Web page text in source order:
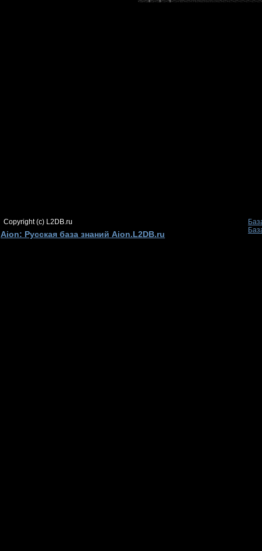
Copyright (c) L2DB.ru
Aion: Русская база знаний Aion.L2DB.ru